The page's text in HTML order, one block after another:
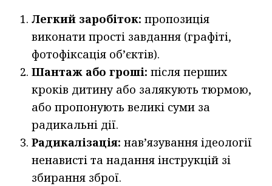
Легкий заробіток: пропозиція
виконати прості завдання (графіті,
фотофіксація об’єктів).
Шантаж або гроші: після перших
кроків дитину або залякують тюрмою,
або пропонують великі суми за
радикальні дії.
Радикалізація: нав’язування ідеології
ненависті та надання інструкцій зі
збирання зброї.